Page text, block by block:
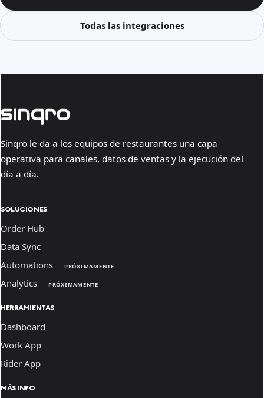
Todas las integraciones
Sinqro le da a los equipos de restaurantes una capa
operativa para canales, datos de ventas y la ejecución del
día a día.
SOLUCIONES
Order Hub
Data Sync
Automations
PRÓXIMAMENTE
Analytics PRÓXIMAMENTE
HERRAMIENTAS
Dashboard
Work App
Rider App
MÁS INFO